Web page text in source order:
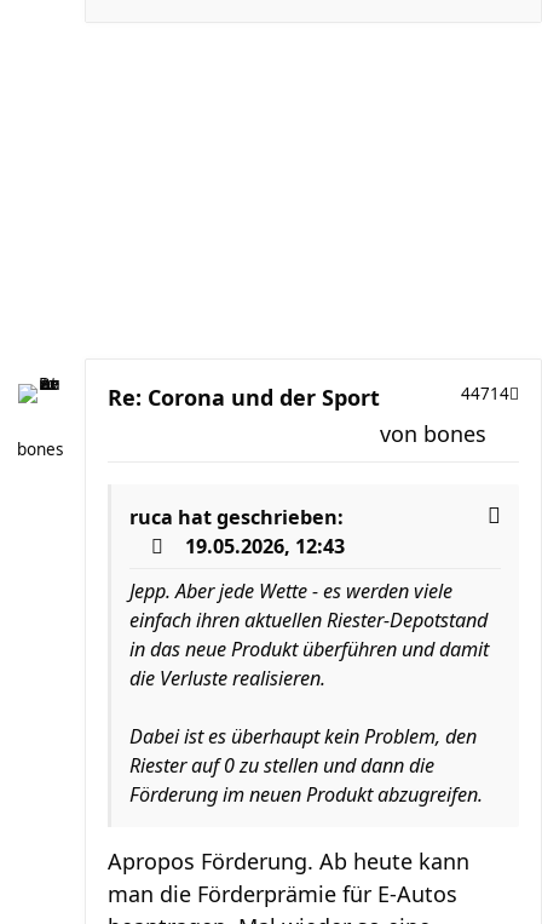
bones
Re: Corona und der Sport 44714
von bones
ruca hat geschrieben:
19.05.2026, 12:43
Jepp. Aber jede Wette - es werden viele
einfach ihren aktuellen Riester-Depotstand
in das neue Produkt überführen und damit
die Verluste realisieren.
Dabei ist es überhaupt kein Problem, den
Riester auf 0 zu stellen und dann die
Förderung im neuen Produkt abzugreifen.
Apropos Förderung. Ab heute kann
man die Förderprämie für E-Autos